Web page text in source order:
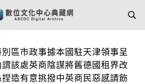
區市政事據本國駐天津領事呈
該處英商陰謀將舊德國租界改
造有意挑撥中英商民惡感請飭